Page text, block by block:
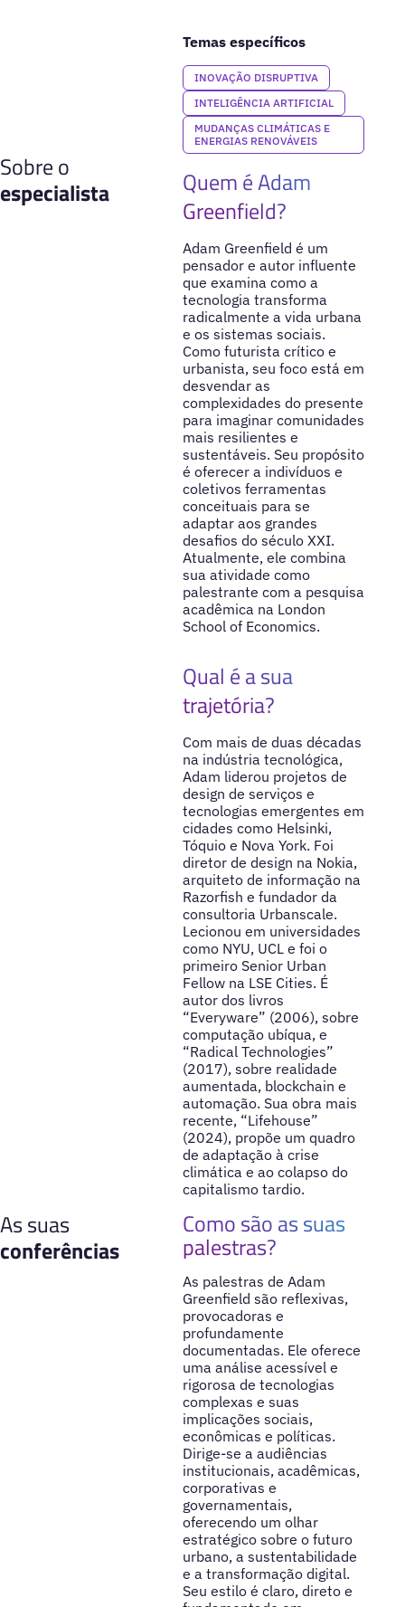
Temas específicos
INOVAÇÃO DISRUPTIVA
INTELIGÊNCIA ARTIFICIAL
MUDANÇAS CLIMÁTICAS E
ENERGIAS RENOVÁVEIS
Sobre o
especialista
Quem é Adam
Greenfield?
Adam Greenfield é um
pensador e autor influente
que examina como a
tecnologia transforma
radicalmente a vida urbana
e os sistemas sociais.
Como futurista crítico e
urbanista, seu foco está em
desvendar as
complexidades do presente
para imaginar comunidades
mais resilientes e
sustentáveis. Seu propósito
é oferecer a indivíduos e
coletivos ferramentas
conceituais para se
adaptar aos grandes
desafios do século XXI.
Atualmente, ele combina
sua atividade como
palestrante com a pesquisa
acadêmica na London
School of Economics.
Qual é a sua
trajetória?
Com mais de duas décadas
na indústria tecnológica,
Adam liderou projetos de
design de serviços e
tecnologias emergentes em
cidades como Helsinki,
Tóquio e Nova York. Foi
diretor de design na Nokia,
arquiteto de informação na
Razorfish e fundador da
consultoria Urbanscale.
Lecionou em universidades
como NYU, UCL e foi o
primeiro Senior Urban
Fellow na LSE Cities. É
autor dos livros
“Everyware” (2006), sobre
computação ubíqua, e
“Radical Technologies”
(2017), sobre realidade
aumentada, blockchain e
automação. Sua obra mais
recente, “Lifehouse”
(2024), propõe um quadro
de adaptação à crise
climática e ao colapso do
capitalismo tardio.
As suas
conferências
Como são as suas
palestras?
As palestras de Adam
Greenfield são reflexivas,
provocadoras e
profundamente
documentadas. Ele oferece
uma análise acessível e
rigorosa de tecnologias
complexas e suas
implicações sociais,
econômicas e políticas.
Dirige-se a audiências
institucionais, acadêmicas,
corporativas e
governamentais,
oferecendo um olhar
estratégico sobre o futuro
urbano, a sustentabilidade
e a transformação digital.
Seu estilo é claro, direto e